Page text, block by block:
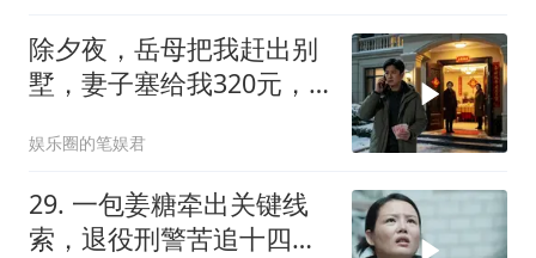
除夕夜，岳母把我赶出别
墅，妻子塞给我320元，
娱乐圈的笔娱君
29. 一包姜糖牵出关键线
索，退役刑警苦追十四年